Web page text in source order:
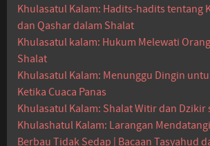
Khulasatul Kalam: Hadits-hadits tentang
dan Qashar dalam Shalat
Khulasatul kalam: Hukum Melewati
Shalat
Khulasatul Kalam: Menunggu Dingin
Ketika Cuaca Panas
Khulasatul Kalam: Shalat Witir dan Dzikir
Khulashatul Kalam: Larangan
Berbau Tidak Sedap | Bacaan Tasyahud